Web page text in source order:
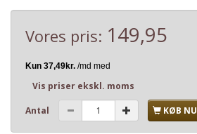
Vores pris: 149,95
Vis priser ekskl. moms
Antal KØB NU